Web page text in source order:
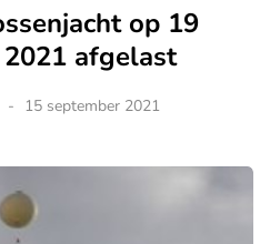
op 19
afgelast
15 september 2021